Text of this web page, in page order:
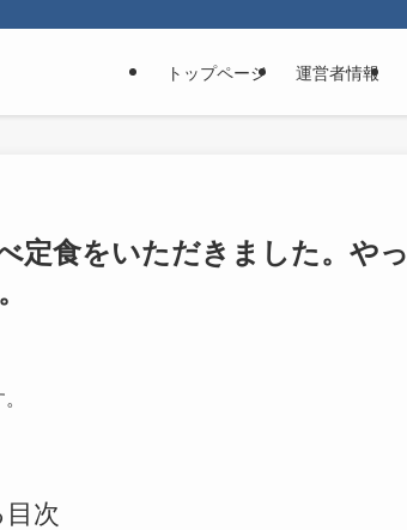
トップページ 運営者情報
定食をいただきました。やっ
次